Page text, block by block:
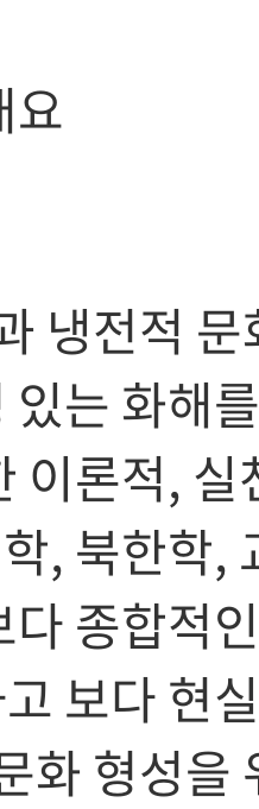
요
냉전적
는 화해
이론적, 실
, 북한학,
종합적
보다 현
화 형성을